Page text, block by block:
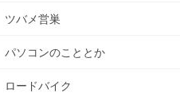
ツバメ営巣
パソコンのこととか
ロードバイク